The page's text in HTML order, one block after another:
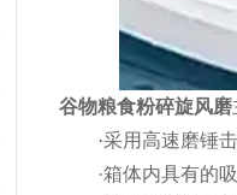
谷物粮食粉碎旋风磨
·采用高速磨锤击
·箱体内具有的吸